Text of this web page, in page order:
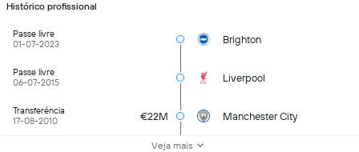
Histórico profissional
Passe livre
01-07-2023
Brighton
Passe livre
06-07-2015
Liverpool
Transferéncia
17-08-2010
€22M Manchester City
Veja mais